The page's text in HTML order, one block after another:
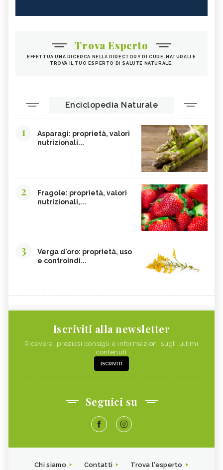
Trova Esperto
EFFETTUA UNA RICERCA NELLA DIRECTORY DI CURE-NATURALI E
TROVA IL TUO ESPERTO DI SALUTE NATURALE.
Enciclopedia Naturale
1
Asparagi: proprietà, valori
nutrizionali...
2
Fragole: proprietà, valori
nutrizionali,...
3
Verga d'oro: proprietà, uso
e controindi...
Iscriviti alla newsletter
Riceverai preziosi consigli e informazioni sugli ultimi
contenuti
ISCRIVITI
Seguici su
Chi siamo Contatti Trova l'esperto